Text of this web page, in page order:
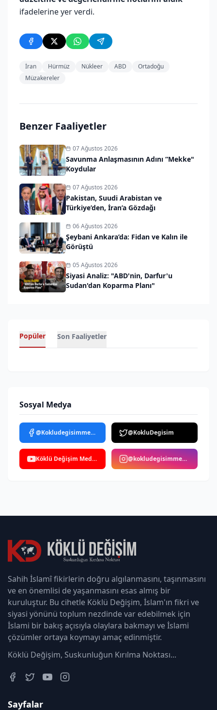
ifadelerine yer verdi.
İran Hürmüz Nükleer ABD
Ortadoğu
Müzakereler
Benzer Faaliyetler
07 Ağustos 2026
Savunma Anlaşmasının Adını “Mekke"
Koydular
07 Ağustos 2026
Pakistan, Suudi Arabistan ve
Türkiye’den, İran’a Gözdağı
06 Ağustos 2026
Şeybani Ankara’da: Fidan ve Kalın ile
Görüştü
05 Ağustos 2026
Siyasi Analiz: "ABD'nin, Darfur'u
Sudan'dan Koparma Planı"
Popüler Son Faaliyetler
Sosyal Medya
@Kokludegisimmedya @KokluDegisim
Köklü Değişim Medya @kokludegisimmedya
Sahih İslamî fikirlerin doğru algılanmasını, taşınmasını
ve en önemlisi de yaşanmasını esas almış bir
kuruluştur. Bu cihetle Köklü Değişim, İslam'ın fikri ve
siyasi yönünü toplum nezdinde var edebilmek için
İslami bir bakış açısıyla olaylara bakmayı ve İslami
çözümler ortaya koymayı amaç edinmiştir.
Köklü Değişim, Suskunluğun Kırılma Noktası...
Sayfalar